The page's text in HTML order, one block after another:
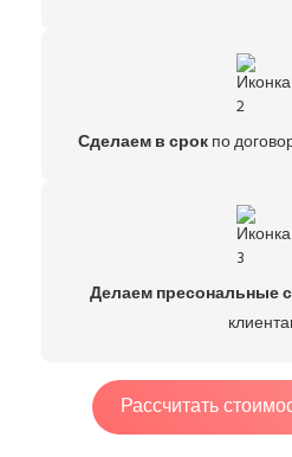
Сделаем в срокпо
Делаем пресональные
Рассчитать